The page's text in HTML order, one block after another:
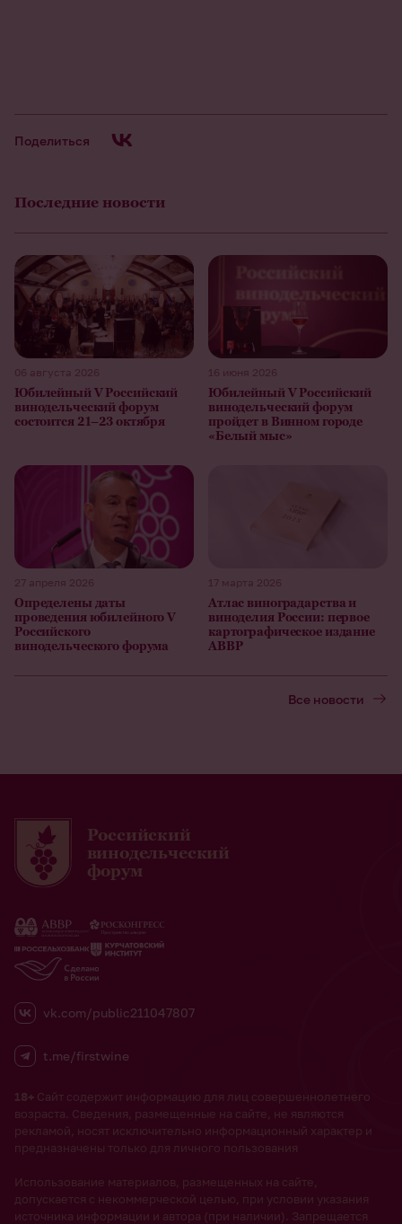
Поделиться
Последние новости
06 августа 2026
Юбилейный V Российский
винодельческий форум
состоится 21–23 октября
16 июня 2026
Юбилейный V Российский
винодельческий форум
пройдет в Винном городе
«Белый мыс»
27 апреля 2026
Определены даты
проведения юбилейного V
Российского
винодельческого форума
17 марта 2026
Атлас виноградарства и
виноделия России: первое
картографическое издание
АВВР
Все новости
Российский
винодельческий
форум
vk.com/public211047807
t.me/firstwine
18+ Сайт содержит информацию для лиц совершеннолетнего
возраста. Сведения, размещенные на сайте, не являются
рекламой, носят исключительно информационный характер и
предназначены только для личного пользования
Использование материалов, размещенных на сайте,
допускается с некоммерческой целью, при условии указания
источника информации и автора (при наличии). Запрещается